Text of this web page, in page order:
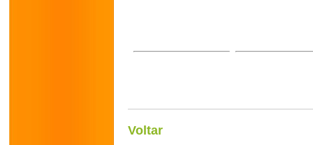
Voltar